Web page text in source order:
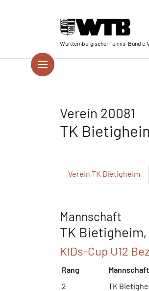
Württembergischer Tennis-Bund
Verein 20081
TK
Verein TK Bietigheim
Mannschaft
TK Bietigheim,
KIDs-Cup U12
Rang Mannschaft
2
TK